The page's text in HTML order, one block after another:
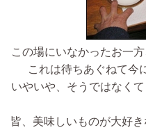
この場にいなかったお一
これは待ちあぐねて今
いやいや、そうではなくて
皆、美味しいものが大好